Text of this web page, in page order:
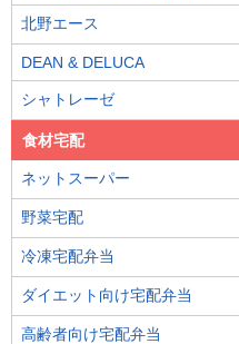
北野エース
DEAN & DELUCA
シャトレーゼ
食材宅配
ネットスーパー
野菜宅配
冷凍宅配弁当
ダイエット向け宅配弁当
高齢者向け宅配弁当